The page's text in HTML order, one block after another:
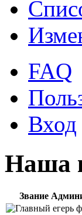
FAQ
Вход
Наша
Звание